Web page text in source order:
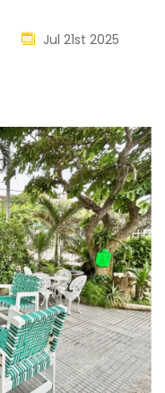
Jul 21st 2025